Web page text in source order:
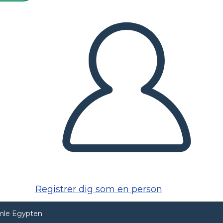
Registrer dig som en person
Egypten